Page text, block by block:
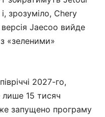
зрозуміло, Chery
Jaecoo вийде
«зеленими»
2027-го,
15 тисяч
запущено програму